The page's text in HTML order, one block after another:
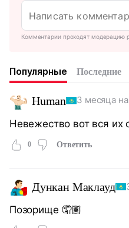
Комментарии проходят модерацию
Популярные Последние
Human 3 месяца
Невежество вот вся их
0 Ответить
Дункан Маклауд
Позорище 🤦🏽